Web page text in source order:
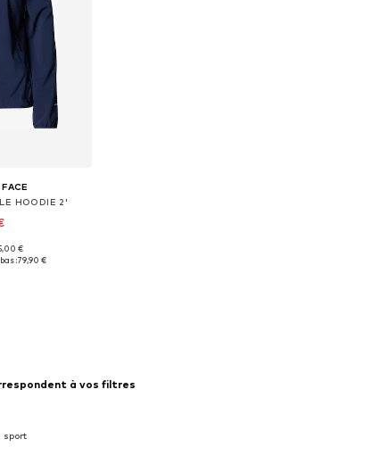
HOODIE 2'
XS
€
:79,90 €
à vos filtres
sport